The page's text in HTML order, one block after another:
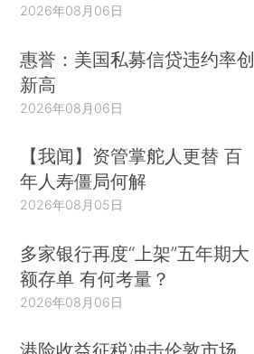
2026年08月06日
惠誉：美国私募信贷违约率创
新高
2026年08月06日
【我闻】资管掌舵人更替 百
年人寿僵局何解
2026年08月05日
多家银行再度“上架”五年期大
额存单 有何考量？
2026年08月06日